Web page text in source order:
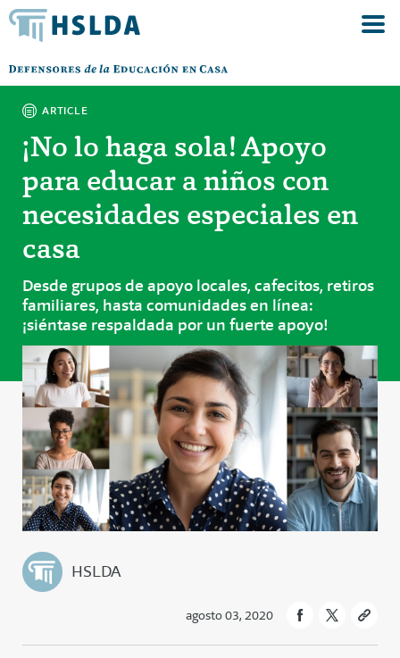
ARTICLE
¡No lo haga sola! Apoyo
para educar a niños con
necesidades especiales en
casa
Desde grupos de apoyo locales, cafecitos, retiros
familiares, hasta comunidades en línea:
¡siéntase respaldada por un fuerte apoyo!
HSLDA
agosto 03, 2020